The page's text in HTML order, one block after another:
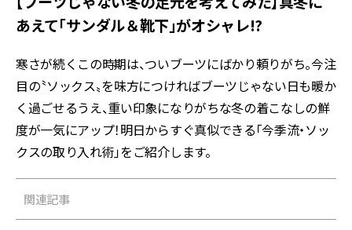
あえて「サンダル＆靴下」がオシャレ!?
寒さが続くこの時期は、ついブーツにばかり頼りがち。今注
目の〝ソックス〟を味方につければブーツじゃない日も暖か
く過ごせるうえ、重い印象になりがちな冬の着こなしの鮮
度が一気にアップ！明日からすぐ真似できる「今季流・ソッ
クスの取り入れ術」をご紹介します。
関連記事